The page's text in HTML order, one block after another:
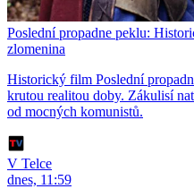
Poslední propadne peklu:
zlomenina
Historický film Poslední
krutou realitou doby. Zákulisí
od mocných komunistů.
V Telce
dnes, 11:59